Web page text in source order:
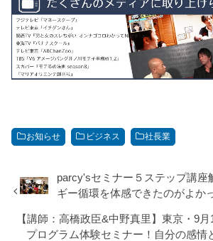
お知らせ ビジネス 社長業
parcy'sセミナー５ステップ講座
ギー循環を体感できたのがよか
【講師：高橋政臣&中野真里】東京・9
プログラム体験セミナー！自分の感情